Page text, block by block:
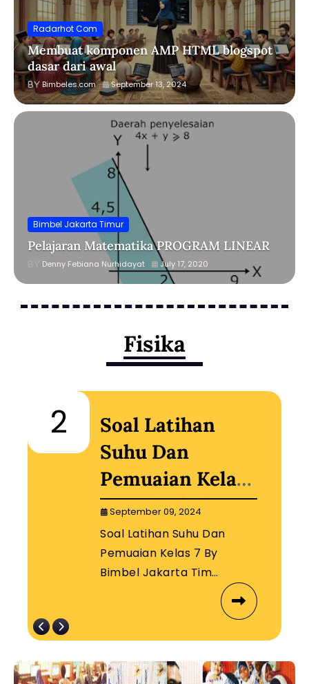
Radarhot Com
Membuat komponen AMP HTML blogspot
dasar dari awal
Bimbeles.com September 13, 2024
Bimbel Jakarta Timur
Pelajaran Matematika PROGRAM LINEAR
Denny Febiana Nurhidayat July 17, 2020
Fisika
2
Soal Latihan
Suhu Dan
Pemuaian Kelas
7 By Bimbel
Jakarta Timur
September 09, 2024
Soal Latihan Suhu Dan
Pemuaian Kelas 7 By
Bimbel Jakarta Tim…